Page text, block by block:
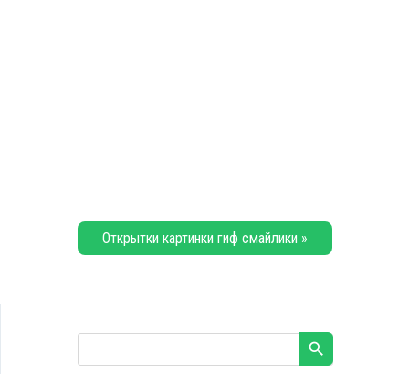
Открытки картинки гиф смайлики »